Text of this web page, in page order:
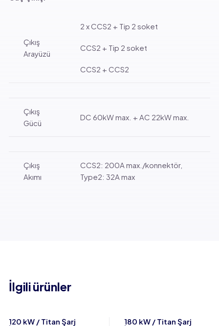
Çıkış
Arayüzü
2 x CCS2 + Tip 2 soket
CCS2 + Tip 2 soket
CCS2 + CCS2
Çıkış
Gücü
DC 60kW max. + AC 22kW max.
Çıkış
Akımı
CCS2: 200A max./konnektör,
Type2: 32A max
İlgili ürünler
120 kW / Titan Şarj
180 kW / Titan Şarj